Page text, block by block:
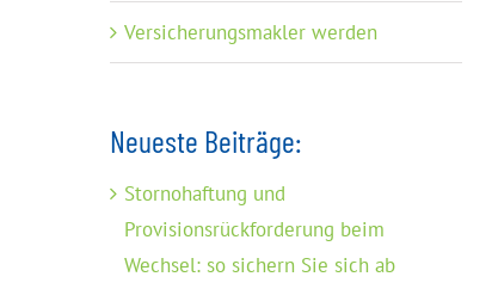
Versicherungsmakler werden
Neueste Beiträge:
Stornohaftung und
Provisionsrückforderung beim
Wechsel: so sichern Sie sich ab